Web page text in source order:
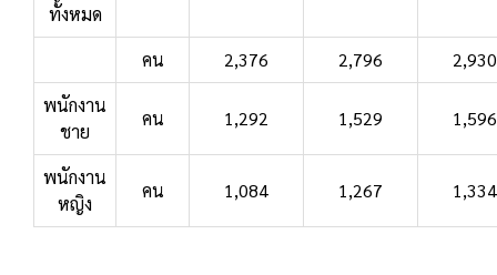
ทั้งหมด
คน 2,376 2,796
2,930
พนักงาน
ชาย
คน 1,292 1,529 1,596
พนักงาน
หญิง
คน 1,084 1,267 1,334